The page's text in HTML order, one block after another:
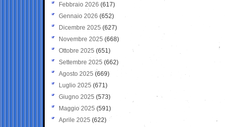
Febbraio 2026 (617)
Gennaio 2026 (652)
Dicembre 2025 (627)
Novembre 2025 (668)
Ottobre 2025 (651)
Settembre 2025 (662)
Agosto 2025 (669)
Luglio 2025 (671)
Giugno 2025 (573)
Maggio 2025 (591)
Aprile 2025 (622)